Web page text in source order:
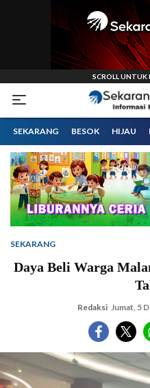
Informasi
SEKARANG BESOK HIJAU
SEKARANG
Daya Beli Warga
Redaksi Jumat, 5